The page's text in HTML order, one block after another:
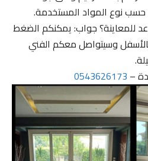
نوع المواد المستخدمة.
جواب: يمكنكم الضغط
وسيتواصل معكم الفني
–
0543626173